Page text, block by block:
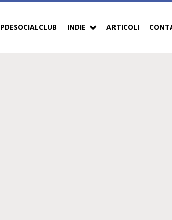
PDESOCIALCLUB INDIE ARTICOLI